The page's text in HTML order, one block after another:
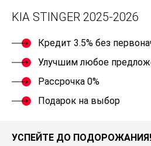
KIA STINGER 2025-2026
Кредит 3.5% без
Улучшим любое
Рассрочка 0%
Подарок на выбор
УСПЕЙТЕ ДО ПОДОРОЖАНИЯ!